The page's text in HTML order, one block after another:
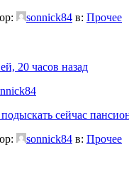
sonnick84 в: Прочее
20 часов назад
сейчас
sonnick84 в: Прочее